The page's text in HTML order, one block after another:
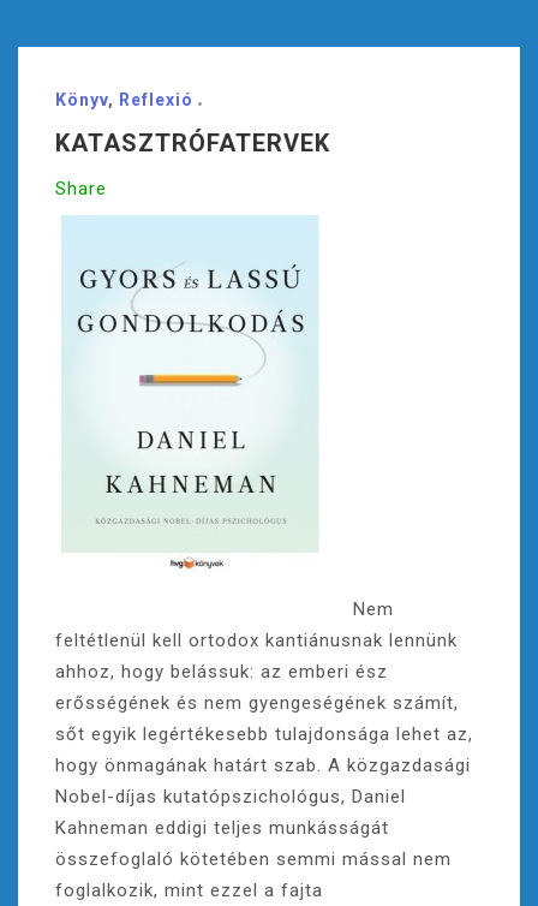
Könyv, Reflexió
KATASZTRÓFATERVEK
Share
Nem
feltétlenül kell ortodox kantiánusnak lennünk
ahhoz, hogy belássuk: az emberi ész
erősségének és nem gyengeségének számít,
sőt egyik legértékesebb tulajdonsága lehet az,
hogy önmagának határt szab. A közgazdasági
Nobel-díjas kutatópszichológus, Daniel
Kahneman eddigi teljes munkásságát
összefoglaló kötetében semmi mással nem
foglalkozik, mint ezzel a fajta